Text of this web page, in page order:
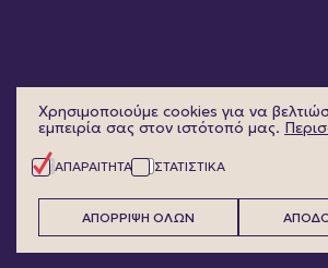
Copyright © 2026 Pergamini
Χρησιμοποιούμε cookies για να
εμπειρία σας στον ιστότοπό μας.
ΑΠΑΡΑΙΤΗΤΑ ΣΤΑΤΙΣΤΙΚΑ
ΑΠΟΡΡΙΨΗ ΟΛΩΝ